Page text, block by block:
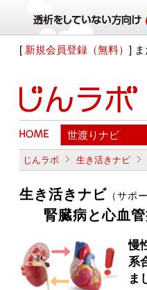
[ 新規会員登録（無料）]
じんラボ 生き活きナビ
生き活きナビ （サポ
腎臓病と心血
慢
系
ま